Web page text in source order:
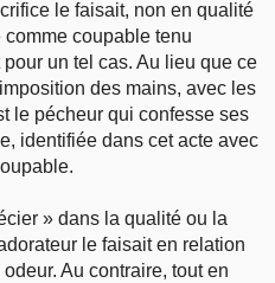
le faisait, non en qualité
comme coupable tenu
un tel cas. Au lieu que ce
des mains, avec les
le pécheur qui confesse ses
identifiée dans cet acte avec
» dans la qualité ou la
le faisait en relation
Au contraire, tout en